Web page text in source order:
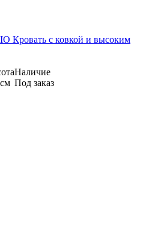
Кровать с ковкой и высоким
Наличие
Под заказ